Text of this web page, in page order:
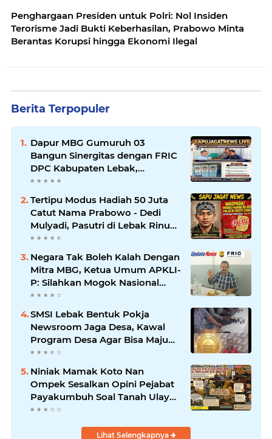
Penghargaan Presiden untuk Polri: Nol Insiden
Terorisme Jadi Bukti Keberhasilan, Prabowo Minta
Berantas Korupsi hingga Ekonomi Ilegal
Berita Terpopuler
Dapur MBG Gumuruh 03
Bangun Sinergitas dengan FRIC
DPC Kabupaten Lebak,
Komitmen Jalankan SOP BGN
Tertipu Modus Hadiah 50 Juta
Catut Nama Prabowo - Dedi
Mulyadi, Pasutri di Lebak Rinu
Cikate Lebak Rugi Rp 12 Juta
Negara Tak Boleh Kalah Dengan
Mitra MBG, Ketua Umum APKLI-
P: Silahkan Mogok Nasional
Ganti Kantin Sekolah
SMSI Lebak Bentuk Pokja
Newsroom Jaga Desa, Kawal
Program Desa Agar Bisa Maju
dan Mandiri
Niniak Mamak Koto Nan
Ompek Sesalkan Opini Pejabat
Payakumbuh Soal Tanah Ulayat
Demi Jabatan
Lihat Selengkapnya